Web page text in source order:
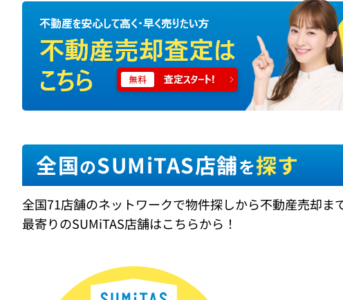
全国のSUMiTAS店舗を探す
全国71店舗のネットワークで物件探しから不動産売却ま
最寄りのSUMiTAS店舗はこちらから！